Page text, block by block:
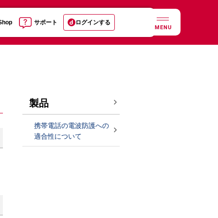
サポート ログインする
MENU
製品
携帯電話の電波防護への
適合性について